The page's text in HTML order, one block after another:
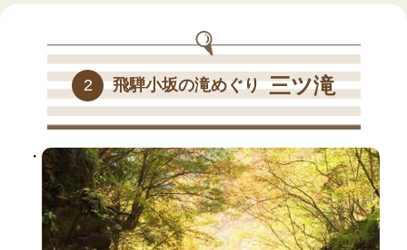
2 飛騨小坂の滝めぐり 三ツ滝